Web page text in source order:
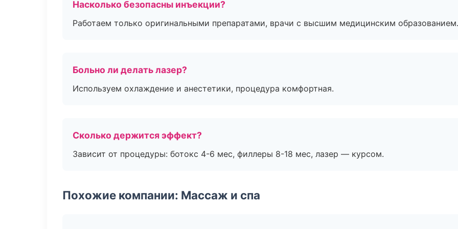
Насколько безопасны инъекции?
Работаем только оригинальными препаратами, врачи с высшим медицинским образованием.
Больно ли делать лазер?
Используем охлаждение и анестетики, процедура комфортная.
Сколько держится эффект?
Зависит от процедуры: ботокс 4-6 мес, филлеры 8-18 мес, лазер — курсом.
Похожие компании: Массаж и спа